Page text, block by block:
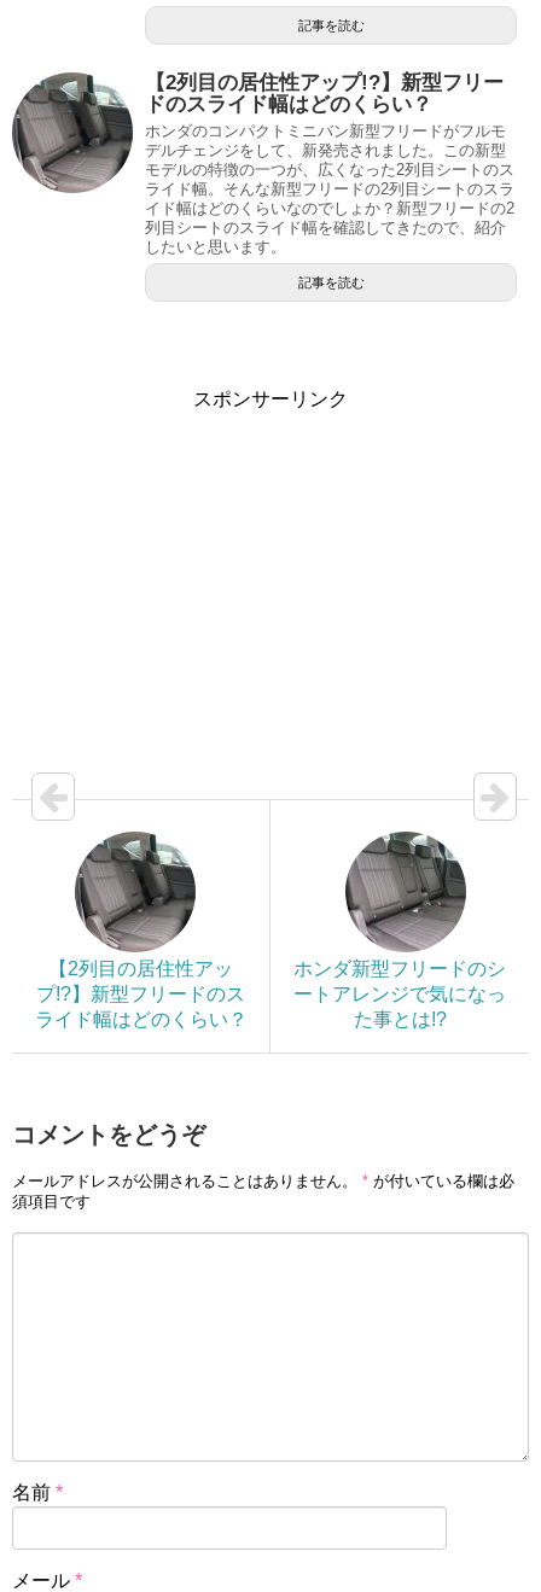
記事を読む
【2列目の居住性アップ!?】新型フリー
ドのスライド幅はどのくらい？
ホンダのコンパクトミニバン新型フリードがフルモ
デルチェンジをして、新発売されました。この新型
モデルの特徴の一つが、広くなった2列目シートのス
ライド幅。そんな新型フリードの2列目シートのスラ
イド幅はどのくらいなのでしょか？新型フリードの2
列目シートのスライド幅を確認してきたので、紹介
したいと思います。
記事を読む
スポンサーリンク
【2列目の居住性アッ
プ!?】新型フリードのス
ライド幅はどのくらい？
ホンダ新型フリードのシ
ートアレンジで気になっ
た事とは!?
コメントをどうぞ
メールアドレスが公開されることはありません。 * が付いている欄は必
須項目です
名前 *
メール *